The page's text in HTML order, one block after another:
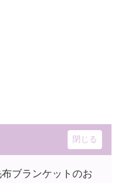
ブランケットのお